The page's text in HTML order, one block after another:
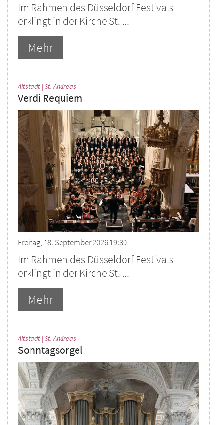
Im Rahmen des Düsseldorf Festivals
erklingt in der Kirche St. ...
Mehr
Altstadt | St. Andreas
Verdi Requiem
Freitag, 18. September 2026 19:30
Im Rahmen des Düsseldorf Festivals
erklingt in der Kirche St. ...
Mehr
Altstadt | St. Andreas
Sonntagsorgel